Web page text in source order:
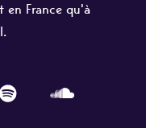
en France qu'à